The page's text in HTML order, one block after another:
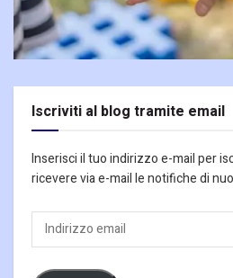
Iscriviti al blog tramite email
Inserisci il tuo indirizzo e-mail per
ricevere via e-mail le notifiche di
Indirizzo
email